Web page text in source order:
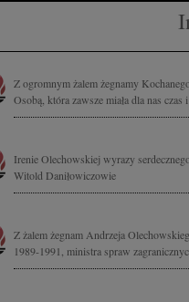
Z ogromnym żalem żegnamy
Osobą, która zawsze miała dla nas
Irenie Olechowskiej wyrazy
Witold Daniłowiczowie
Z żalem żegnam Andrzeja
1989-1991, ministra spraw